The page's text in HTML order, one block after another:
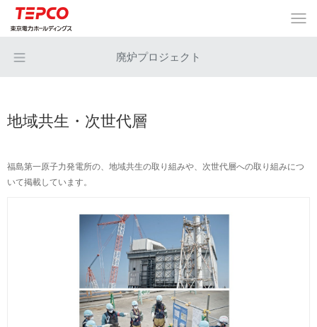
廃炉プロジェクト
地域共生・次世代層
福島第一原子力発電所の、地域共生の取り組みや、次世代層への取り組みにつ
いて掲載しています。